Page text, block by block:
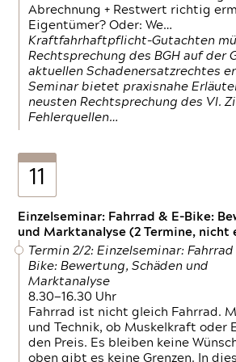
Abrechnung + Restwert richtig
Eigentümer? Oder: We…
Kraftfahrhaftpflicht-Gutachten
Rechtsprechung des BGH auf der
aktuellen Schadenersatzrechtes
Seminar bietet praxisnahe
neusten Rechtsprechung des VI.
Fehlerquellen…
11
Einzelseminar: Fahrrad & E-Bike:
und Marktanalyse (2 Termine, nicht
Termin 2/2: Einzelseminar: Fahrrad
Bike: Bewertung, Schäden und
Marktanalyse
8.30—16.30 Uhr
Fahrrad ist nicht gleich Fahrrad.
und Technik, ob Muskelkraft oder
den Preis. Es bleiben keine
oben gibt es keine Grenzen. In